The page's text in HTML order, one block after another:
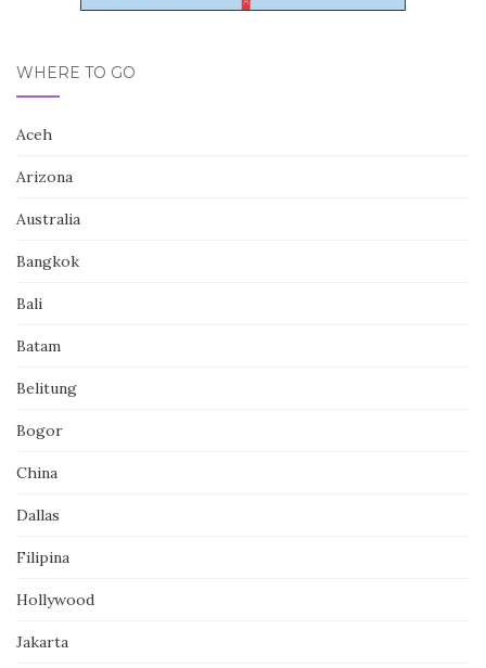
WHERE TO GO
Aceh
Arizona
Australia
Bangkok
Bali
Batam
Belitung
Bogor
China
Dallas
Filipina
Hollywood
Jakarta